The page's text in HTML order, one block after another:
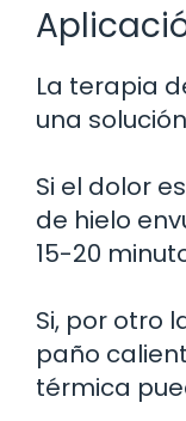
La terapia
una
Si el dolor
de hielo
15-20
Si, por otro
paño
térmica